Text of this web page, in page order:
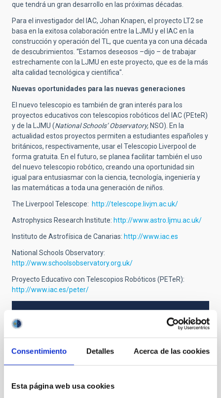
Consentimiento Detalles Acerca de las cookies
Esta página web usa cookies
que tendrá un gran desarrollo en las próximas décadas.
Para el investigador del IAC, Johan Knapen, el proyecto LT2 se
basa en la exitosa colaboración entre la LJMU y el IAC en la
construcción y operación del TL, que cuenta ya con una década
de descubrimientos. “Estamos deseosos –dijo – de trabajar
estrechamente con la LJMU en este proyecto, que es de la más
alta calidad tecnológica y científica".
Nuevas oportunidades para las nuevas generaciones
El nuevo telescopio es también de gran interés para los
proyectos educativos con telescopios robóticos del IAC (PEteR)
y de la LJMU (National Schools’ Observatory, NSO). En la
actualidad estos proyectos permiten a estudiantes españoles y
británicos, respectivamente, usar el Telescopio Liverpool de
forma gratuita. En el futuro, se planea facilitar también el uso
del nuevo telescopio robótico, creando una oportunidad sin
igual para entusiasmar con la ciencia, tecnología, ingeniería y
las matemáticas a toda una generación de niños.
The Liverpool Telescope: http://telescope.livjm.ac.uk/
Astrophysics Research Institute: http://www.astro.ljmu.ac.uk/
Instituto de Astrofísica de Canarias: http://www.iac.es
National Schools Observatory:
http://www.schoolsobservatory.org.uk/
Proyecto Educativo con Telescopios Robóticos (PETeR):
http://www.iac.es/peter/